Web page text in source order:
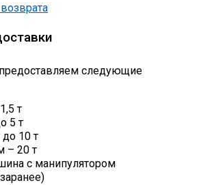
следующие
т
5 т
10 т
– 20 т
с манипулятором